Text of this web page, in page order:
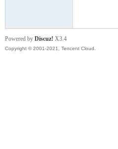
Powered by Discuz! X3.4
Copyright © 2001-2021, Tencent Cloud.